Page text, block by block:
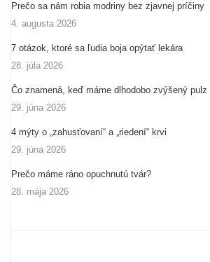
Prečo sa nám robia modriny bez zjavnej príčiny
4. augusta 2026
7 otázok, ktoré sa ľudia boja opýtať lekára
28. júla 2026
Čo znamená, keď máme dlhodobo zvýšený pulz
29. júna 2026
4 mýty o „zahusťovaní“ a „riedení“ krvi
29. júna 2026
Prečo máme ráno opuchnutú tvár?
28. mája 2026